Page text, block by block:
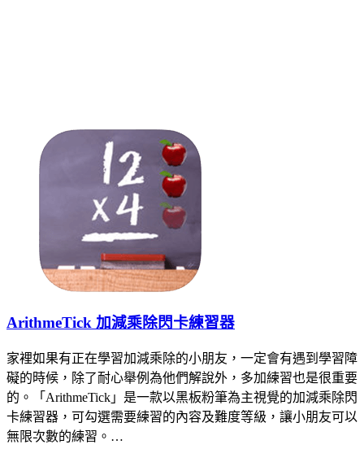
ArithmeTick 加減乘除閃卡練習器
家裡如果有正在學習加減乘除的小朋友，一定會有遇到學習障
礙的時候，除了耐心舉例為他們解說外，多加練習也是很重要
的。「ArithmeTick」是一款以黑板粉筆為主視覺的加減乘除閃
卡練習器，可勾選需要練習的內容及難度等級，讓小朋友可以
無限次數的練習。…